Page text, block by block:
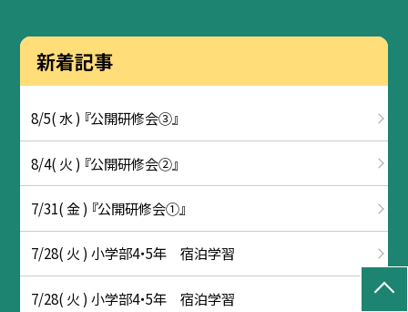
新着記事
8/5( 水 ) 『公開研修会③』
8/4( 火 ) 『公開研修会②』
7/31( 金 ) 『公開研修会①』
7/28( 火 ) 小学部4・5年 宿泊学習
7/28( 火 ) 小学部4・5年 宿泊学習